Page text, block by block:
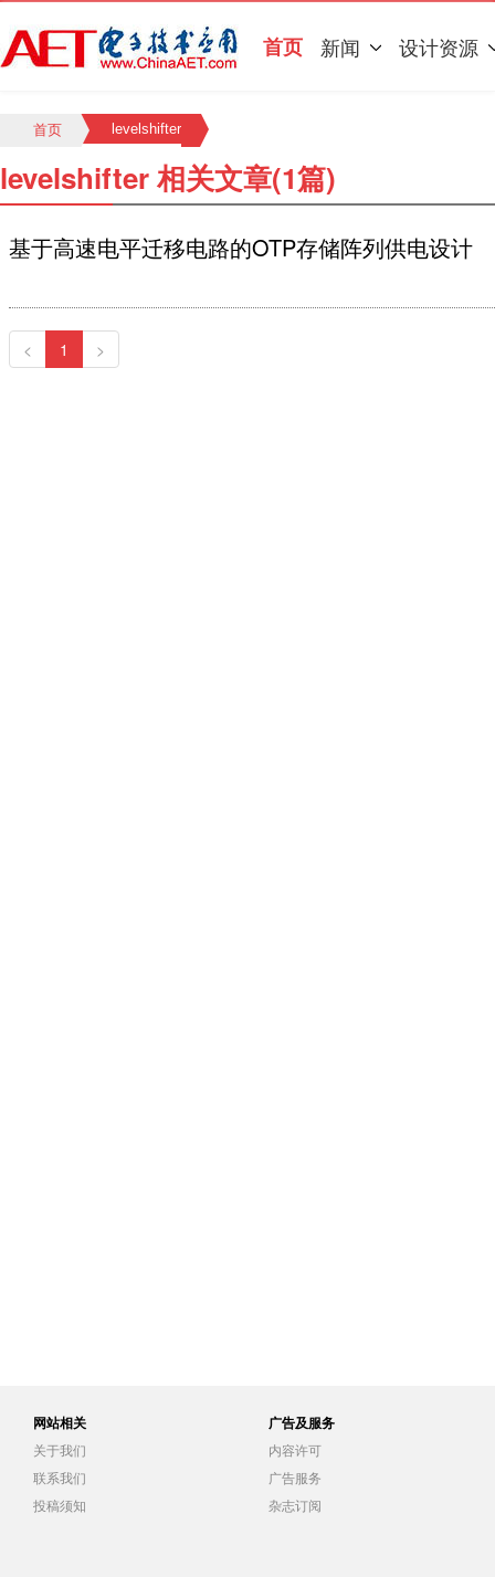
首页 新闻 设计资源
首页 levelshifter
levelshifter 相关文章(1篇)
基于高速电平迁移电路的OTP存储阵列供电设计
< 1 >
网站相关
关于我们
联系我们
投稿须知
广告及服务
内容许可
广告服务
杂志订阅